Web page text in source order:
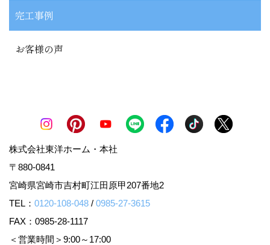
完工事例
お客様の声
株式会社東洋ホーム・本社
〒880-0841
宮崎県宮崎市吉村町江田原甲207番地2
TEL： 0120-108-048 / 0985-27-3615
FAX：0985-28-1117
＜営業時間＞9:00～17:00